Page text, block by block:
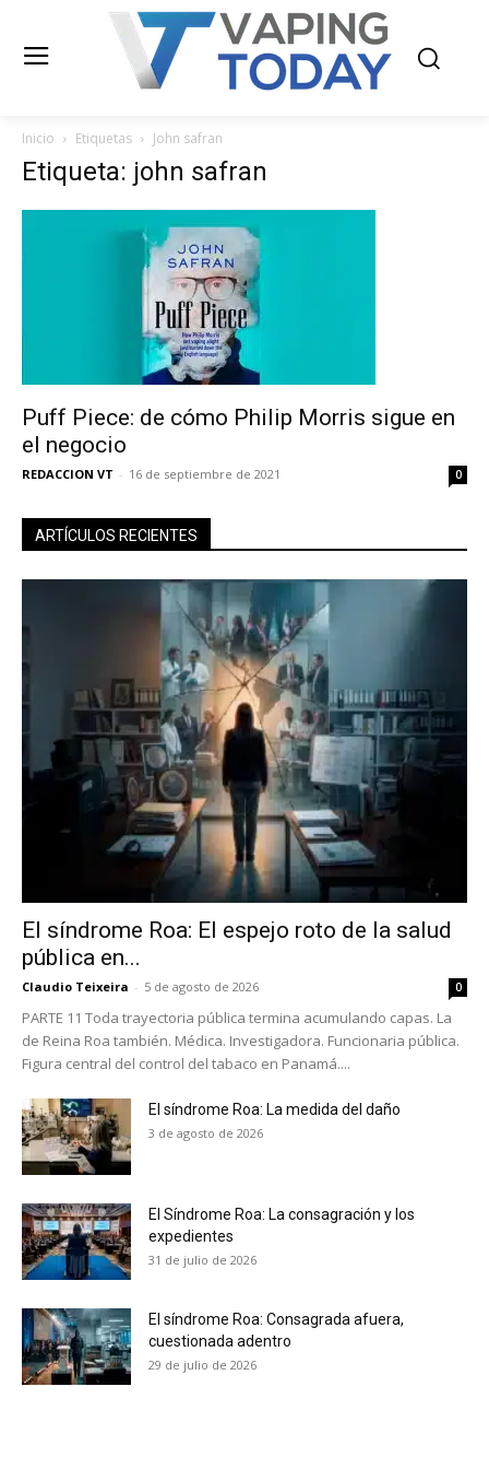
No te pierdas de las
Inicio Etiquetas John safran
Etiqueta: john safran
Puff Piece: de cómo Philip Morris sigue en
el negocio
REDACCION VT - 16 de septiembre de 2021 0
ARTÍCULOS RECIENTES
El síndrome Roa: El espejo roto de la salud
pública en...
Claudio Teixeira - 5 de agosto de 2026 0
PARTE 11 Toda trayectoria pública termina acumulando capas. La
de Reina Roa también. Médica. Investigadora. Funcionaria pública.
Figura central del control del tabaco en Panamá....
El síndrome Roa: La medida del daño
3 de agosto de 2026
El Síndrome Roa: La consagración y los
expedientes
31 de julio de 2026
El síndrome Roa: Consagrada afuera,
cuestionada adentro
29 de julio de 2026